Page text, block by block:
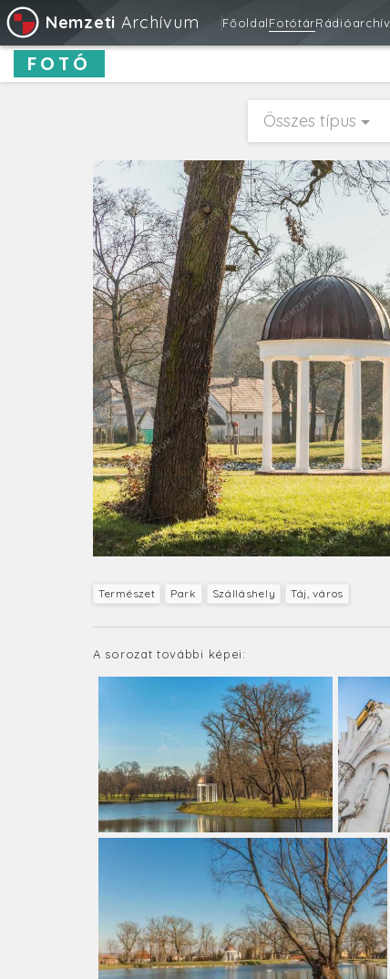
Nemzeti Archívum FőoldalFotótár
FOTÓ
Összes típus
Természet Park Szálláshely Táj, város
A sorozat további képei: